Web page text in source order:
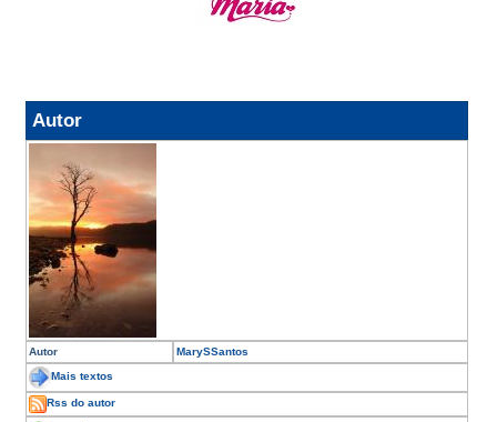
Autor
Autor MarySSantos
Mais textos
Rss do autor